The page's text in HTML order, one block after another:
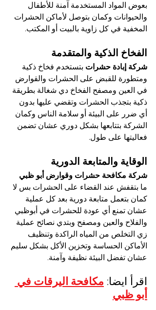
بعوض المواد المستخدمة آمنة للأطفال
والحيوانات وكمان بتوصل لأماكن الحشرات
المخفية في كل زاوية بالبيت أو المكتب.
الفخاخ الذكية والمتقدمة
شركة إبادة حشرات بتستخدم فخاخ ذكية
ومتطورة للقبض على الحشرات والقوارض
في العين ومصفح الفخاخ دي شغالة بطريقة
ذكية بتجذب الحشرات وتقضي عليها بدون
أي ضرر على البيئة أو سلامة الناس وكمان
الشركة بتتابعها بشكل دوري عشان تضمن
فعاليتها على طول.
الوقاية والمتابعة الدورية
شركة مكافحة حشرات وقوارض أبو ظبي
ما بتقفش عند القضاء على الحشرات بس لا
كمان بتعمل متابعة دورية بعد كل عملية
عشان تمنع أي عودة للحشرات في أبوظبي
والفلاح والعين ومصفح وبتدي نصائح عملية
زي التخلص من المياه الراكدة وتنظيف
الأماكن الحساسة وتخزين الأكل بشكل سليم
عشان تفضل البيئة نظيفة وآمنة.
اقرأ ايضا: مكافحة اليرقات في
أبو ظبي